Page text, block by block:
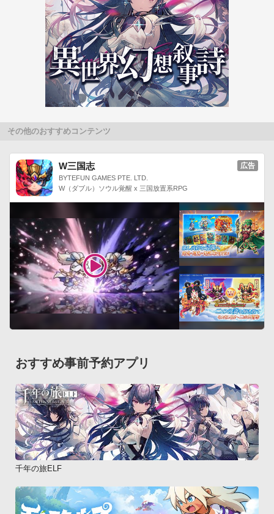
仕掛け満載のワールドマップ・クエスト
ワールドマップから様々な街、ダンジョン、フィールドにある
クエストに挑戦できます。
クエストはメインストーリーのクエスト以外にもサブクエス
ト、ユニットストーリーなど様々なクエストがあります。
その他、ワールドマップ、クエストには様々な隠し要素
が…！？
その他のおすすめコンテンツ
W三国志
BYTEFUN GAMES PTE. LTD.
W（ダブル）ソウル覚醒 x 三国放置系RPG
広告
おすすめ事前予約アプリ
千年の旅ELF